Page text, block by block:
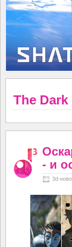
The
- и
3d-